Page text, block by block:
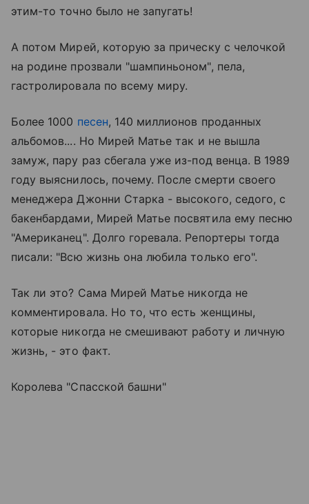
этим-то точно было не запугать!
А потом Мирей, которую за прическу с челочкой
на родине прозвали "шампиньоном", пела,
гастролировала по всему миру.
Более 1000 песен, 140 миллионов проданных
альбомов.... Но Мирей Матье так и не вышла
замуж, пару раз сбегала уже из-под венца. В 1989
году выяснилось, почему. После смерти своего
менеджера Джонни Старка - высокого, седого, с
бакенбардами, Мирей Матье посвятила ему песню
"Американец". Долго горевала. Репортеры тогда
писали: "Всю жизнь она любила только его".
Так ли это? Сама Мирей Матье никогда не
комментировала. Но то, что есть женщины,
которые никогда не смешивают работу и личную
жизнь, - это факт.
Королева "Спасской башни"